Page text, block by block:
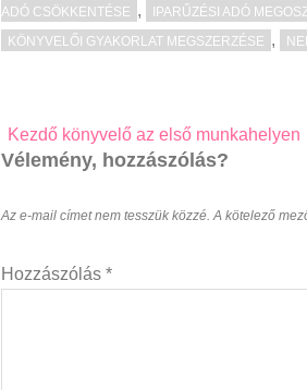
ADÓ CSÖKKENTÉSE , IPARŰZÉSI ADÓ
KÖNYVELŐI GYAKORLAT MEGSZERZÉSE ,
Post
navigation
Kezdő könyvelő az első munkahelyen
Vélemény, hozzászólás?
Az e-mail címet nem tesszük közzé. A kötelező
Hozzászólás*